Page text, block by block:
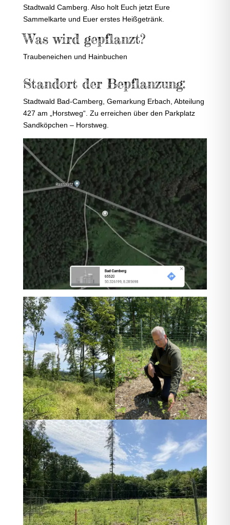
Stadtwald Camberg. Also holt Euch jetzt Eure
Sammelkarte und Euer erstes Heißgetränk.
Was wird gepflanzt?
Traubeneichen und Hainbuchen
Standort der Bepflanzung:
Stadtwald Bad-Camberg, Gemarkung Erbach, Abteilung
427 am „Horstweg“. Zu erreichen über den Parkplatz
Sandköpchen – Horstweg.